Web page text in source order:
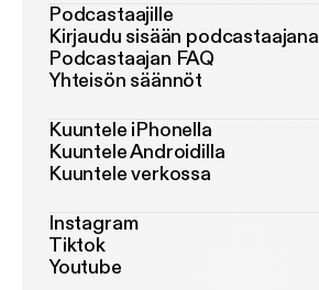
Podcastaajille
Kirjaudu sisään podcastaajana
Podcastaajan FAQ
Yhteisön säännöt
Kuuntele iPhonella
Kuuntele Androidilla
Kuuntele verkossa
Instagram
Tiktok
Youtube